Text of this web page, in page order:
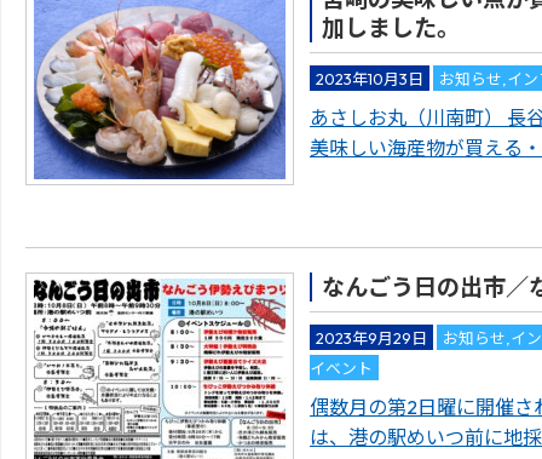
加しました。
2023年10月3日 お知らせ イ
あさしお丸（川南町）
美味しい海産物が買える
なんごう日の出市／
2023年9月29日 お知らせ イ
イベント
偶数月の第2日曜に開催
は、港の駅めいつ前に地